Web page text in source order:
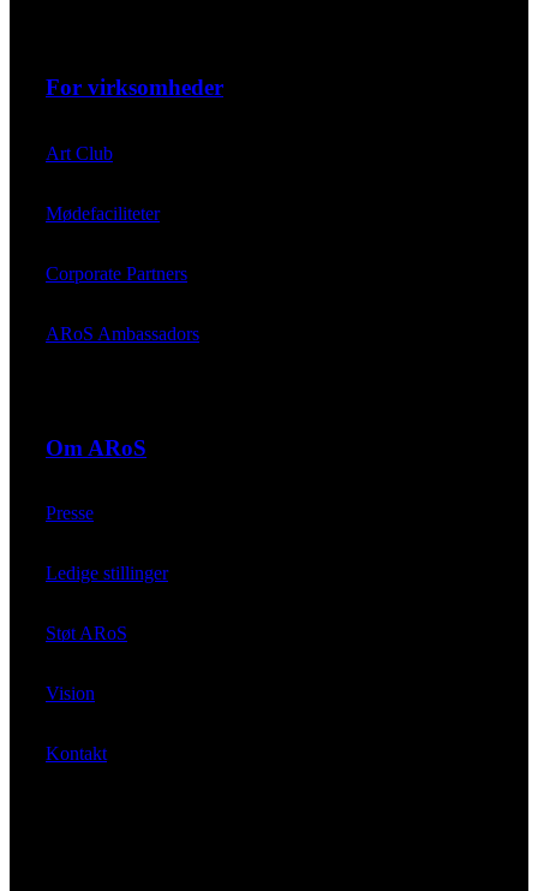
For virksomheder
Art Club
Mødefaciliteter
Corporate Partners
ARoS Ambassadors
Om ARoS
Presse
Ledige stillinger
Støt ARoS
Vision
Kontakt